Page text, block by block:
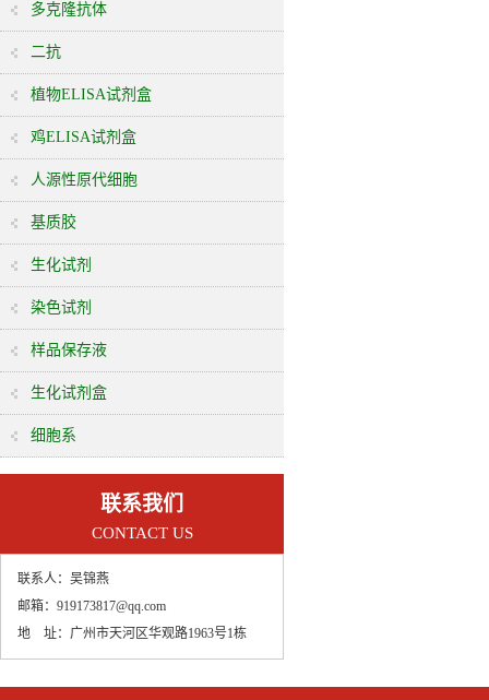
多克隆抗体
二抗
植物ELISA试剂盒
鸡ELISA试剂盒
人源性原代细胞
基质胶
生化试剂
染色试剂
样品保存液
生化试剂盒
细胞系
联系我们
CONTACT US
联系人： 吴锦燕
邮箱： 919173817@qq.com
地 址： 广州市天河区华观路1963号1栋